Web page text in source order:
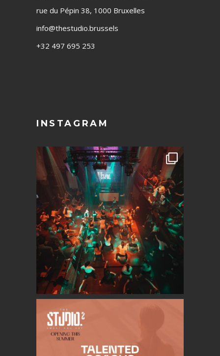
rue du Pépin 38, 1000 Bruxelles
info@thestudio.brussels
+32 497 695 253
INSTAGRAM